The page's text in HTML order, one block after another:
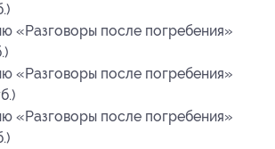
«Разговоры после погребения»
«Разговоры после погребения»
«Разговоры после погребения»